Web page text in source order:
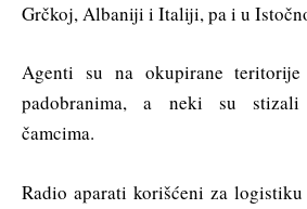
Grčkoj, Albaniji i Italiji, pa i u
Agenti su na okupirane teritorije
padobranima, a neki su stizali
čamcima.
Radio aparati korišćeni za